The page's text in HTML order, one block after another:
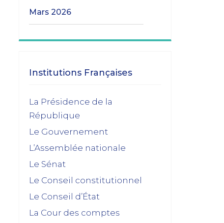
mars 2026
Les transitions gouvernementales
janvier 2026
Dissolution ? Probabilité faible et risque
fort
15/01/2026
Feuilleton budgétaire : un 49, 3 sinon
novembre 2025
Institutions Françaises
La Présidence de la
République
Le Gouvernement
L’Assemblée nationale
Le Sénat
Le Conseil constitutionnel
Le Conseil d’État
La Cour des comptes